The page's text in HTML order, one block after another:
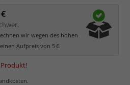
wir wegen des hohen
Aufpreis von 5 €.
Produkt!